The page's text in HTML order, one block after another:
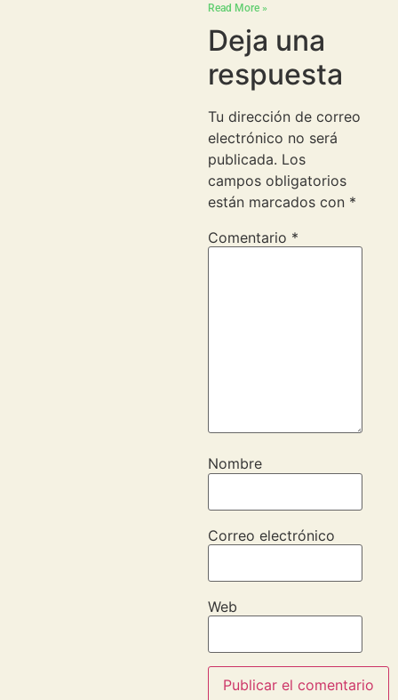
Read More »
Deja una
respuesta
Tu dirección de correo
electrónico no será
publicada. Los
campos obligatorios
están marcados con *
Comentario *
Nombre
Correo electrónico
Web